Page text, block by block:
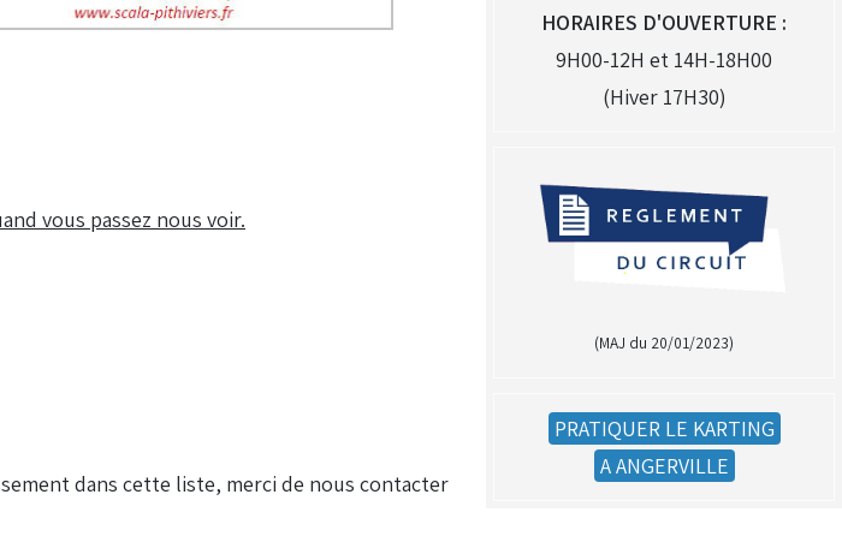
HORAIRES D'OUVERTURE :
9H00-12H et 14H-18H00
(Hiver 17H30)
(MAJ du 20/01/2023)
PRATIQUER LE KARTING
A ANGERVILLE
vous passez nous voir.
dans cette liste, merci de nous contacter